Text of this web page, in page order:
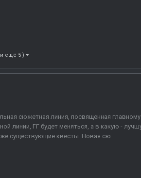
ещё 5 )
сюжетная линия, посвященная
линии, ГГ будет меняться, а в какую -
существующие квесты. Новая сю...